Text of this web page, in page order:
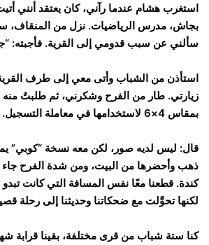
استغرب هشام عندما رآني، كان يعتقد أنني
بجاش، مدرس الرياضيات. نزل من المنقاف،
سألني عن سبب قدومي إلى القرية. فأجبته:
استأذن من الشباب وأتى معي إلى طرف
زيارتي. طار من الفرح وشكرني، ثم طلبتُ
بمقاس 4×6 لاستخدامها في معاملة التسجيل.
قال: ليس لديه صور، لكن معه نسخة “كوبي”
ذهب وأحضرها من البيت، ومن شدة الفرح
كندة. قطعنا معًا نفس المسافة التي كانت تبدو
لكنها تحوَّلت مع ضحكاتنا وحديثنا إلى رحلة
كنا ستة شباب من قرى مختلفة، بقينا قرابة